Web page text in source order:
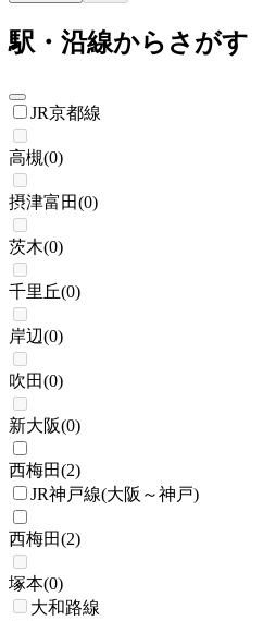
駅・沿線からさがす
JR京都線
高槻(0)
摂津富田(0)
茨木(0)
千里丘(0)
岸辺(0)
吹田(0)
新大阪(0)
西梅田(2)
JR神戸線(大阪～神戸)
西梅田(2)
塚本(0)
大和路線